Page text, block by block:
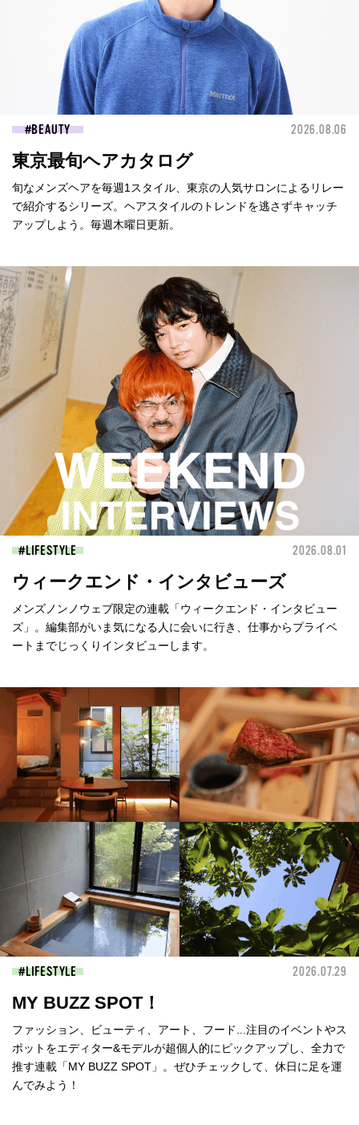
BEAUTY 2026.08.06
東京最旬ヘアカタログ
旬なメンズヘアを毎週1スタイル、東京の人気サロンによるリレー
で紹介するシリーズ。ヘアスタイルのトレンドを逃さずキャッチ
アップしよう。毎週木曜日更新。
LIFESTYLE 2026.08.01
ウィークエンド・インタビューズ
メンズノンノウェブ限定の連載「ウィークエンド・インタビュー
ズ」。編集部がいま気になる人に会いに行き、仕事からプライベ
ートまでじっくりインタビューします。
LIFESTYLE 2026.07.29
MY BUZZ SPOT！
ファッション、ビューティ、アート、フード...注目のイベントやス
ポットをエディター&モデルが超個人的にピックアップし、全力で
推す連載「MY BUZZ SPOT」。ぜひチェックして、休日に足を運
んでみよう！